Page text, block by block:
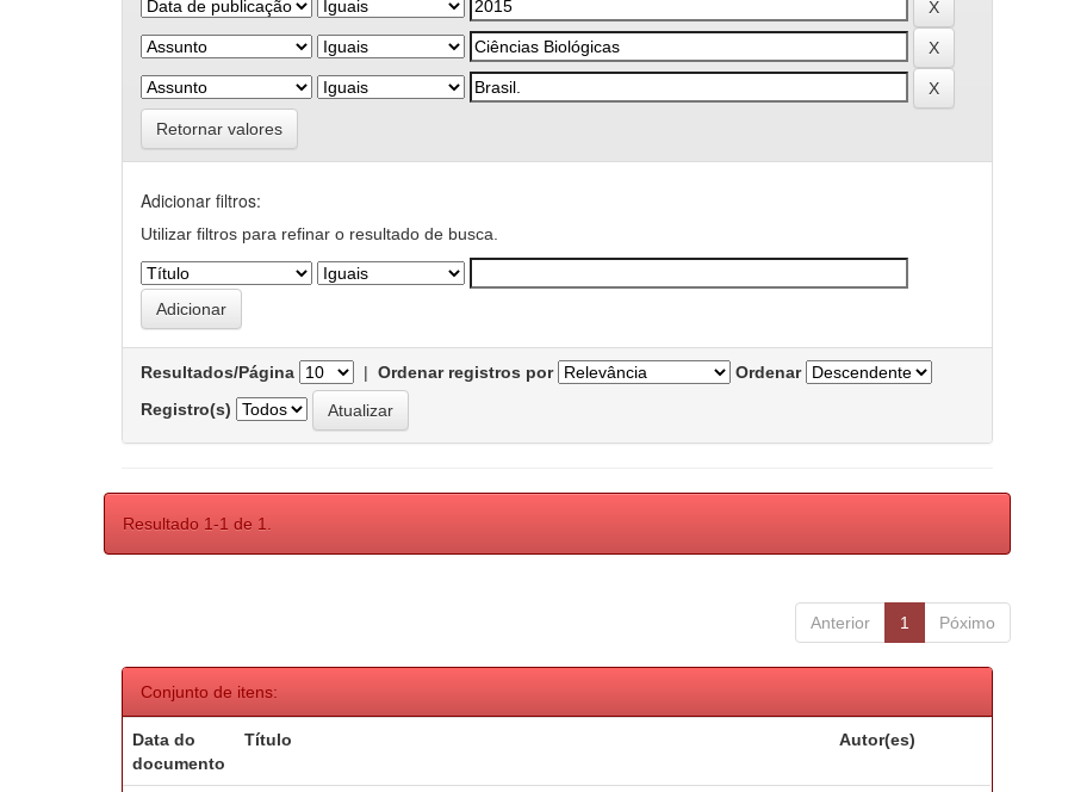
Retornar valores
Adicionar filtros:
Utilizar filtros para refinar o resultado de busca.
Resultados/Página | Ordenar registros por
Ordenar
Registro(s)
Resultado 1-1 de 1.
Anterior 1 Póximo
Conjunto de itens:
Data do
documento
Título Autor(es)